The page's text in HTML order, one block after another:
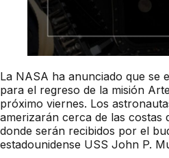
La NASA ha anunciado que se
para el regreso de la misión
próximo viernes. Los
amerizarán cerca de las costas
donde serán recibidos por el
estadounidense USS John P.